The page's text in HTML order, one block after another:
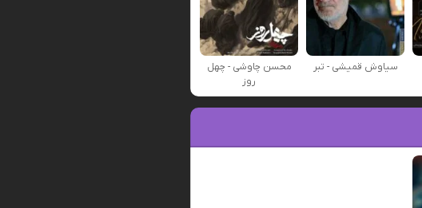
سیاوش قمیشی - تبر
محسن چاوشی - چهل
روز